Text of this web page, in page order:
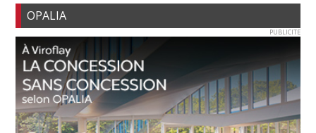
OPALIA
PUBLICITE